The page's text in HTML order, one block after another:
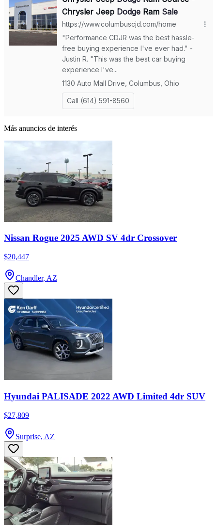
Más anuncios de interés
Nissan Rogue 2025 AWD SV 4dr Crossover
$20,447
Chandler, AZ
Hyundai PALISADE 2022 AWD Limited 4dr SUV
$27,809
Surprise, AZ